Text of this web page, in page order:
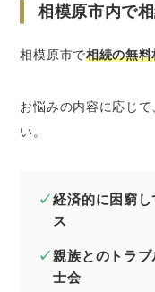
憶測を持ち
相模原市の相
さいごに｜相
相模原市内で
相模原市で相続の無
お悩みの内容に応じ
い。
経済的に困窮
ス
親族とのトラ
士会